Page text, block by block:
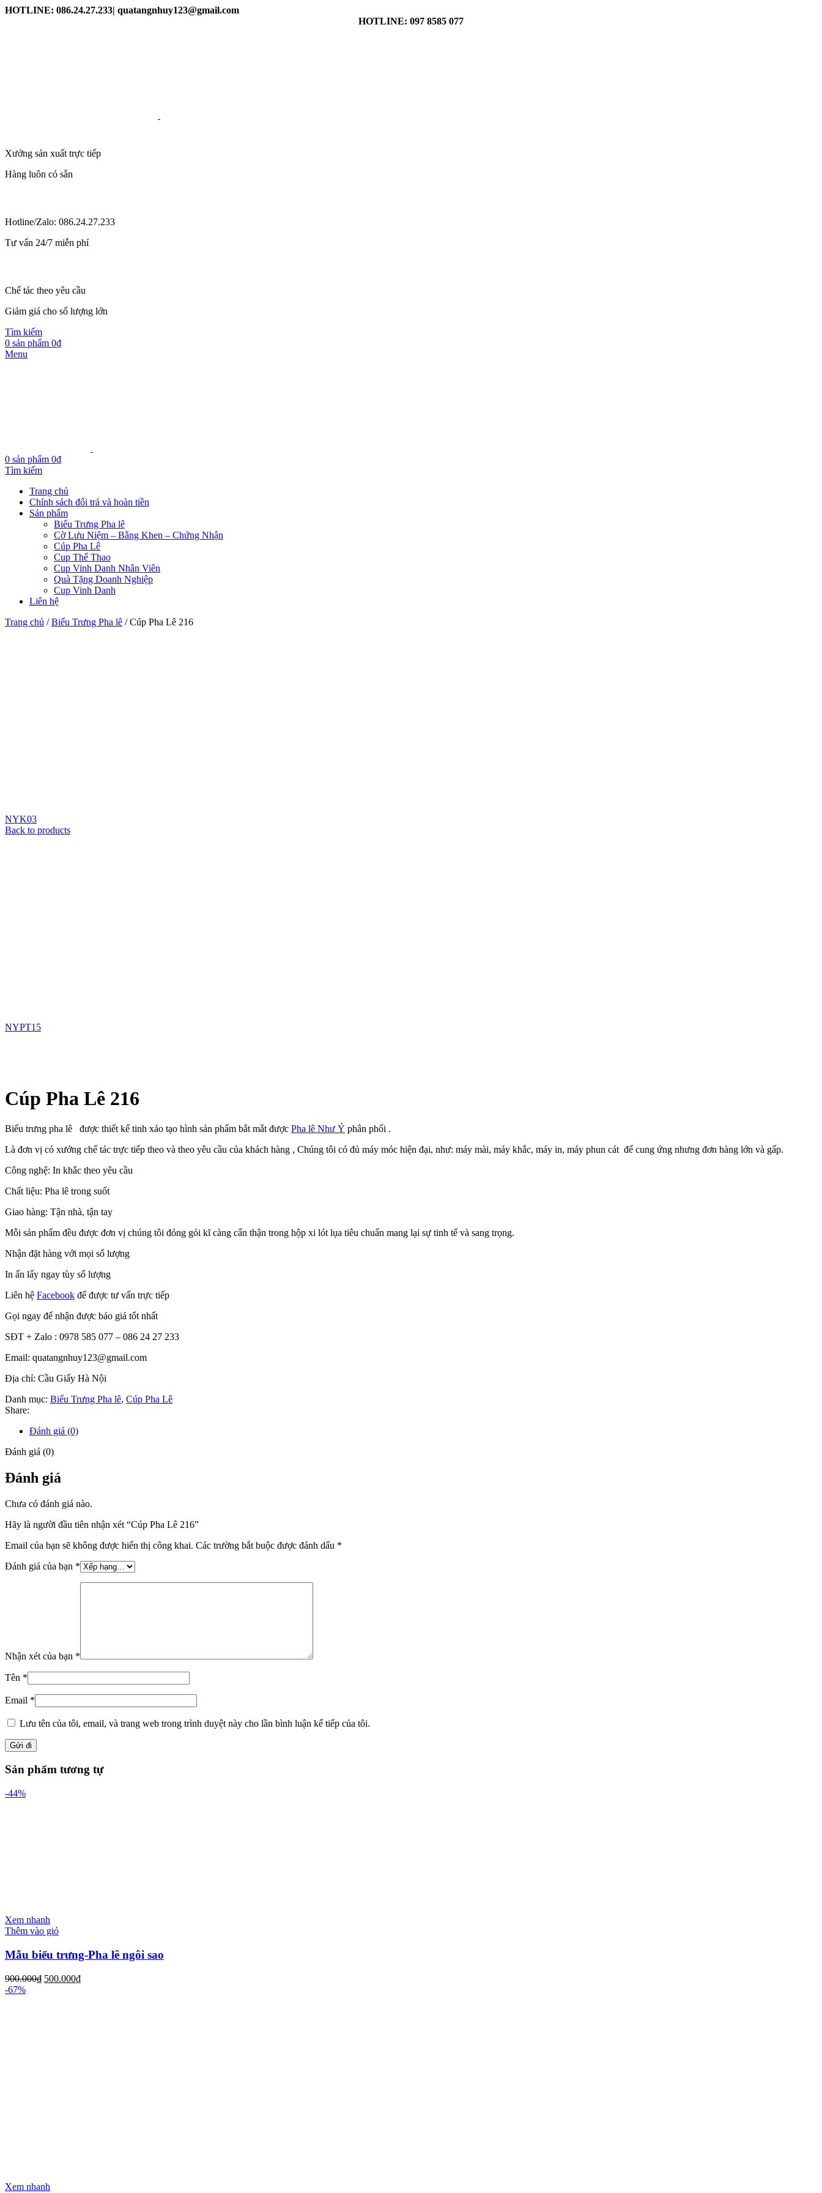
HOTLINE: 086.24.27.233| quatangnhuy123@gmail.com
HOTLINE: 097 8585 077
Xưởng sản xuất trực tiếp
Hàng luôn có sẵn
Hotline/Zalo: 086.24.27.233
Tư vấn 24/7 miễn phí
Chế tác theo yêu cầu
Giảm giá cho số lượng lớn
Tìm kiếm
0 sản phẩm 0₫
Menu
0 sản phẩm 0₫
Tìm kiếm
Trang chủ
Chính sách đổi trả và hoàn tiền
Sản phẩm
Biểu Trưng Pha lê
Cờ Lưu Niệm – Bằng Khen – Chứng Nhận
Cúp Pha Lê
Cup Thể Thao
Cup Vinh Danh Nhân Viên
Quà Tặng Doanh Nghiệp
Cup Vinh Danh
Liên hệ
Trang chủ /Biểu Trưng Pha lê /Cúp Pha Lê 216
NYK03
Back to products
NYPT15
Cúp Pha Lê 216
Biểu trưng pha lê được thiết kế tinh xảo tạo hình sản phẩm bắt mắt được Pha lê Như Ý phân phối .
Là đơn vị có xưởng chế tác trực tiếp theo và theo yêu cầu của khách hàng , Chúng tôi có đủ máy móc hiện đại, như: máy mài, máy khắc, máy in, máy phun cát để cung ứng nhưng đơn hàng lớn và gấp.
Công nghệ: In khắc theo yêu cầu
Chất liệu: Pha lê trong suốt
Giao hàng: Tận nhà, tận tay
Mỗi sản phẩm đều được đơn vị chúng tôi đóng gói kĩ càng cẩn thận trong hộp xi lót lụa tiêu chuẩn mang lại sự tinh tế và sang trọng.
Nhận đặt hàng với mọi số lượng
In ấn lấy ngay tùy số lượng
Liên hệ Facebook để được tư vấn trực tiếp
Gọi ngay để nhận được báo giá tốt nhất
SĐT + Zalo : 0978 585 077 – 086 24 27 233
Email: quatangnhuy123@gmail.com
Địa chỉ: Cầu Giấy Hà Nội
Danh mục: Biểu Trưng Pha lê, Cúp Pha Lê
Share:
Đánh giá (0)
Đánh giá (0)
Đánh giá
Chưa có đánh giá nào.
Hãy là người đầu tiên nhận xét “Cúp Pha Lê 216”
Email của bạn sẽ không được hiển thị công khai. Các trường bắt buộc được đánh dấu *
Đánh giá của bạn *
Nhận xét của bạn *
Tên *
Email *
Lưu tên của tôi, email, và trang web trong trình duyệt này cho lần bình luận kế tiếp của tôi.
Sản phẩm tương tự
-44%
Xem nhanh
Thêm vào giỏ
Mẫu biểu trưng-Pha lê ngôi sao
900.000₫ 500.000₫
-67%
Xem nhanh